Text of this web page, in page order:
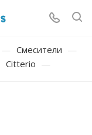
— Смесители —
Citterio —